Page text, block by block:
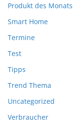
Produkt des Monats
Smart Home
Termine
Test
Tipps
Trend Thema
Uncategorized
Verbraucher